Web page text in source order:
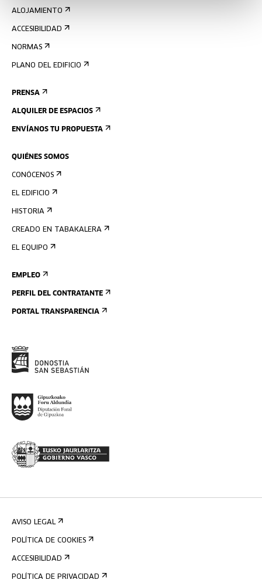
ALOJAMIENTO
ACCESIBILIDAD
NORMAS
PLANO DEL EDIFICIO
PRENSA
ALQUILER DE ESPACIOS
ENVÍANOS TU PROPUESTA
QUIÉNES SOMOS
CONÓCENOS
EL EDIFICIO
HISTORIA
CREADO EN TABAKALERA
EL EQUIPO
EMPLEO
PERFIL DEL CONTRATANTE
PORTAL TRANSPARENCIA
AVISO LEGAL
POLÍTICA DE COOKIES
ACCESIBILIDAD
POLÍTICA DE PRIVACIDAD